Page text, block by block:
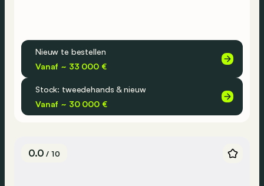
Nieuw te bestellen
Vanaf ~ 33 000 €
Stock: tweedehands & nieuw
Vanaf ~ 30 000 €
0.0/ 10